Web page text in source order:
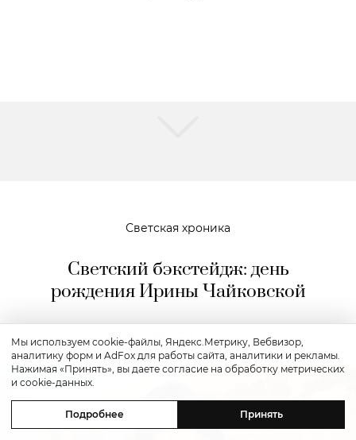
Светская хроника
Светский бэкстейдж: день
рождения Ирины Чайковской
Мы используем cookie-файлы, Яндекс.Метрику, Вебвизор,
аналитику форм и AdFox для работы сайта, аналитики и рекламы.
Нажимая «Принять», вы даете согласие на обработку метрических
и cookie-данных.
Подробнее Принять